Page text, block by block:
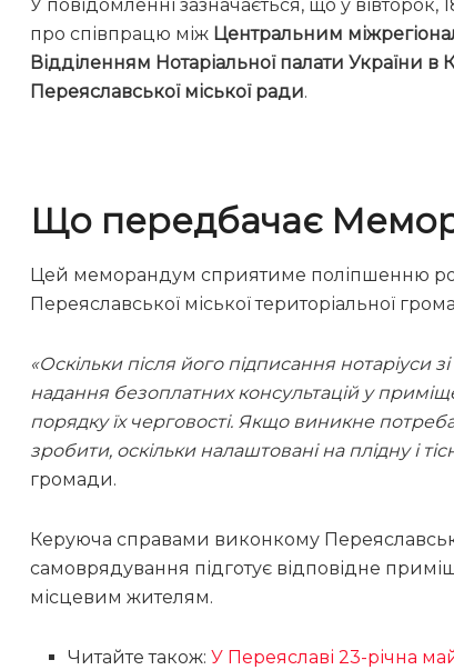
У повідомленні зазначається, що у
про співпрацю між Центральним
Відділенням Нотаріальної палати України в
Переяславської міської ради.
Що передбачає
Цей меморандум сприятиме поліпшенню
Переяславської міської територіальної
«Оскільки після його підписання нотаріуси
надання безоплатних консультацій у
порядку їх черговості. Якщо виникне
зробити, оскільки налаштовані на плідну і
громади.
Керуюча справами виконкому
самоврядування підготує відповідне
місцевим жителям.
Читайте також:У Переяславі 23-річна